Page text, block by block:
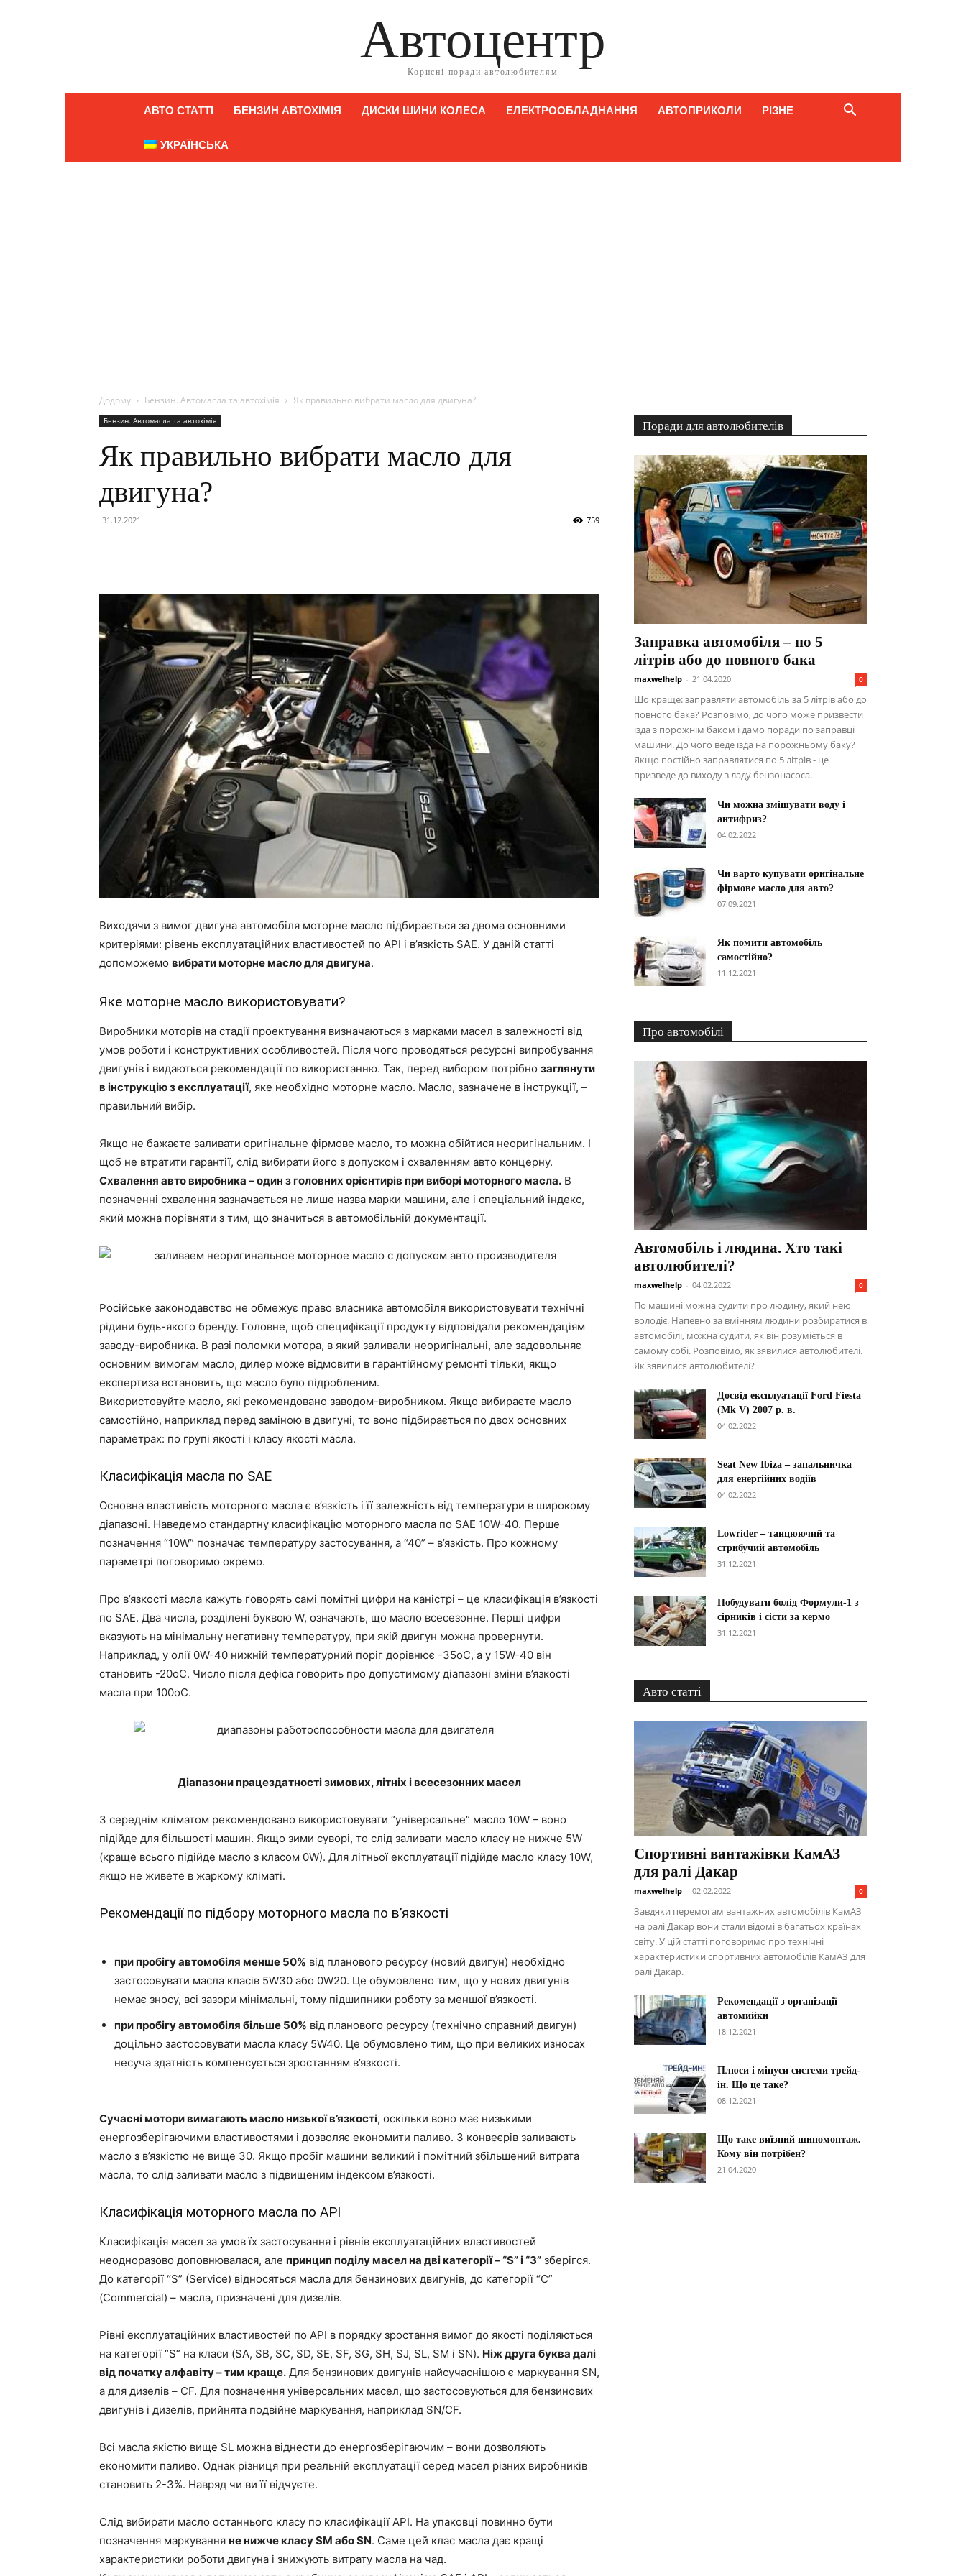
Автоцентр
Корисні поради автолюбителям
АВТО СТАТТІ БЕНЗИН АВТОХІМІЯ ДИСКИ ШИНИ КОЛЕСА ЕЛЕКТРООБЛАДНАННЯ АВТОПРИКОЛИ РІЗНЕ
УКРАЇНСЬКА
Додому Бензин. Автомасла та автохімія Як правильно вибрати масло для двигуна?
Бензин. Автомасла та автохімія
Як правильно вибрати масло для
двигуна?
31.12.2021 759
Виходячи з вимог двигуна автомобіля моторне масло підбирається за двома основними
критеріями: рівень експлуатаційних властивостей по API і в’язкість SAE. У даній статті
допоможемо вибрати моторне масло для двигуна.
Яке моторне масло використовувати?
Виробники моторів на стадії проектування визначаються з марками масел в залежності від
умов роботи і конструктивних особливостей. Після чого проводяться ресурсні випробування
двигунів і видаються рекомендації по використанню. Так, перед вибором потрібно заглянути
в інструкцію з експлуатації, яке необхідно моторне масло. Масло, зазначене в інструкції, –
правильний вибір.
Якщо не бажаєте заливати оригінальне фірмове масло, то можна обійтися неоригінальним. І
щоб не втратити гарантії, слід вибирати його з допуском і схваленням авто концерну.
Схвалення авто виробника – один з головних орієнтирів при виборі моторного масла. В
позначенні схвалення зазначається не лише назва марки машини, але і спеціальний індекс,
який можна порівняти з тим, що значиться в автомобільній документації.
Російське законодавство не обмежує право власника автомобіля використовувати технічні
рідини будь-якого бренду. Головне, щоб специфікації продукту відповідали рекомендаціям
заводу-виробника. В разі поломки мотора, в який заливали неоригінальні, але задовольняє
основним вимогам масло, дилер може відмовити в гарантійному ремонті тільки, якщо
експертиза встановить, що масло було підробленим.
Використовуйте масло, які рекомендовано заводом-виробником. Якщо вибираєте масло
самостійно, наприклад перед заміною в двигуні, то воно підбирається по двох основних
параметрах: по групі якості і класу якості масла.
Класифікація масла по SAE
Основна властивість моторного масла є в’язкість і її залежність від температури в широкому
діапазоні. Наведемо стандартну класифікацію моторного масла по SAE 10W-40. Перше
позначення “10W” позначає температуру застосування, а “40” – в’язкість. Про кожному
параметрі поговоримо окремо.
Про в’язкості масла кажуть говорять самі помітні цифри на каністрі – це класифікація в’язкості
по SAE. Два числа, розділені буквою W, означають, що масло всесезонне. Перші цифри
вказують на мінімальну негативну температуру, при якій двигун можна провернути.
Наприклад, у олії 0W-40 нижній температурний поріг дорівнює -35оС, а у 15W-40 він
становить -20оС. Число після дефіса говорить про допустимому діапазоні зміни в’язкості
масла при 100оС.
Діапазони працездатності зимових, літніх і всесезонних масел
З середнім кліматом рекомендовано використовувати “універсальне” масло 10W – воно
підійде для більшості машин. Якщо зими суворі, то слід заливати масло класу не нижче 5W
(краще всього підійде масло з класом 0W). Для літньої експлуатації підійде масло класу 10W,
якщо не живете в жаркому кліматі.
Рекомендації по підбору моторного масла по в’язкості
при пробігу автомобіля менше 50% від планового ресурсу (новий двигун) необхідно
застосовувати масла класів 5W30 або 0W20. Це обумовлено тим, що у нових двигунів
немає зносу, всі зазори мінімальні, тому підшипники роботу за меншої в’язкості.
при пробігу автомобіля більше 50% від планового ресурсу (технічно справний двигун)
доцільно застосовувати масла класу 5W40. Це обумовлено тим, що при великих износах
несуча здатність компенсується зростанням в’язкості.
Сучасні мотори вимагають масло низької в’язкості, оскільки воно має низькими
енергозберігаючими властивостями і дозволяє економити паливо. З конвеєрів заливають
масло з в’язкістю не вище 30. Якщо пробіг машини великий і помітний збільшений витрата
масла, то слід заливати масло з підвищеним індексом в’язкості.
Класифікація моторного масла по API
Класифікація масел за умов їх застосування і рівнів експлуатаційних властивостей
неодноразово доповнювалася, але принцип поділу масел на дві категорії – “S” і “З” зберігся.
До категорії “S” (Service) відносяться масла для бензинових двигунів, до категорії “С”
(Commercial) – масла, призначені для дизелів.
Рівні експлуатаційних властивостей по API в порядку зростання вимог до якості поділяються
на категорії “S” на класи (SA, SB, SC, SD, SE, SF, SG, SH, SJ, SL, SM і SN). Ніж друга буква далі
від початку алфавіту – тим краще. Для бензинових двигунів найсучаснішою є маркування SN,
а для дизелів – CF. Для позначення універсальних масел, що застосовуються для бензинових
двигунів і дизелів, прийнята подвійне маркування, наприклад SN/CF.
Всі масла якістю вище SL можна віднести до енергозберігаючим – вони дозволяють
економити паливо. Однак різниця при реальній експлуатації серед масел різних виробників
становить 2-3%. Навряд чи ви її відчуєте.
Слід вибирати масло останнього класу по класифікації API. На упаковці повинно бути
позначення маркування не нижче класу SM або SN. Саме цей клас масла дає кращі
характеристики роботи двигуна і знижують витрату масла на чад.
Поради для автолюбителів
Заправка автомобіля – по 5
літрів або до повного бака
maxwelhelp - 21.04.2020 0
Що краще: заправляти автомобіль за 5 літрів або до
повного бака? Розповімо, до чого може призвести
їзда з порожнім баком і дамо поради по заправці
машини. До чого веде їзда на порожньому баку?
Якщо постійно заправлятися по 5 літрів - це
призведе до виходу з ладу бензонасоса.
Чи можна змішувати воду і
антифриз?
04.02.2022
Чи варто купувати оригінальне
фірмове масло для авто?
07.09.2021
Як помити автомобіль
самостійно?
11.12.2021
Про автомобілі
Автомобіль і людина. Хто такі
автолюбителі?
maxwelhelp - 04.02.2022 0
По машині можна судити про людину, який нею
володіє. Напевно за вмінням людини розбиратися в
автомобілі, можна судити, як він розуміється в
самому собі. Розповімо, як зявилися автолюбителі.
Як зявилися автолюбителі?
Досвід експлуатації Ford Fiesta
(Mk V) 2007 р. в.
04.02.2022
Seat New Ibiza – запальничка
для енергійних водіїв
04.02.2022
Lowrider – танцюючий та
стрибучий автомобіль
31.12.2021
Побудувати болід Формули-1 з
сірників і сісти за кермо
31.12.2021
Авто статті
Спортивні вантажівки КамАЗ
для ралі Дакар
maxwelhelp - 02.02.2022 0
Завдяки перемогам вантажних автомобілів КамАЗ
на ралі Дакар вони стали відомі в багатьох країнах
світу. У цій статті поговоримо про технічні
характеристики спортивних автомобілів КамАЗ для
ралі Дакар.
Рекомендації з організації
автомийки
18.12.2021
Плюси і мінуси системи трейд-
ін. Що це таке?
08.12.2021
Що таке виїзний шиномонтаж.
Кому він потрібен?
21.04.2020